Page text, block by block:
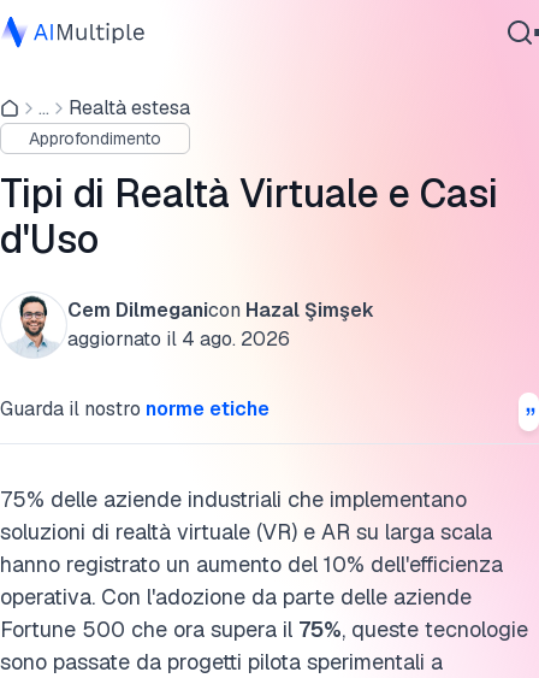
IA Agente
Sicurezza Informatica
Dati
Software Aziendale
Servizi
... Realtà estesa
Approfondimento
Tipi di Realtà Virtuale e Casi
d'Uso
Cem Dilmeganicon Hazal Şimşek
aggiornato il 4 ago. 2026
Guarda il nostro norme etiche
75% delle aziende industriali che implementano
soluzioni di realtà virtuale (VR) e AR su larga scala
hanno registrato un aumento del 10% dell'efficienza
operativa. Con l'adozione da parte delle aziende
Fortune 500 che ora supera il 75%, queste tecnologie
sono passate da progetti pilota sperimentali a
Come Funziona la Tecnologia VR? Componenti e Processi
Realtà virtuale (VR) vs. realtà aumentata (AR)
Quali sono le sfide per la VR?
Cita questa ricerca